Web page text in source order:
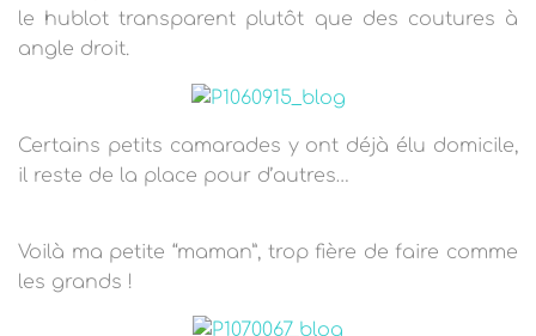
le hublot transparent plutôt que des coutures à
angle droit.
Certains petits camarades y ont déjà élu domicile,
il reste de la place pour d’autres…
Voilà ma petite “maman”, trop fière de faire comme
les grands !